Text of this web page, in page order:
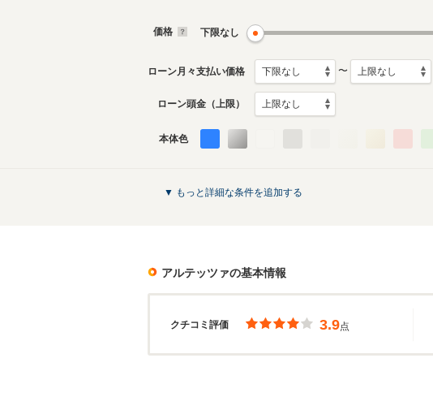
価格 下限なし
ローン月々支払い価格 〜
ローン頭金（上限）
本体色
▼ もっと詳細な条件を追加する
アルテッツァの基本情報
クチコミ評価 3.9点